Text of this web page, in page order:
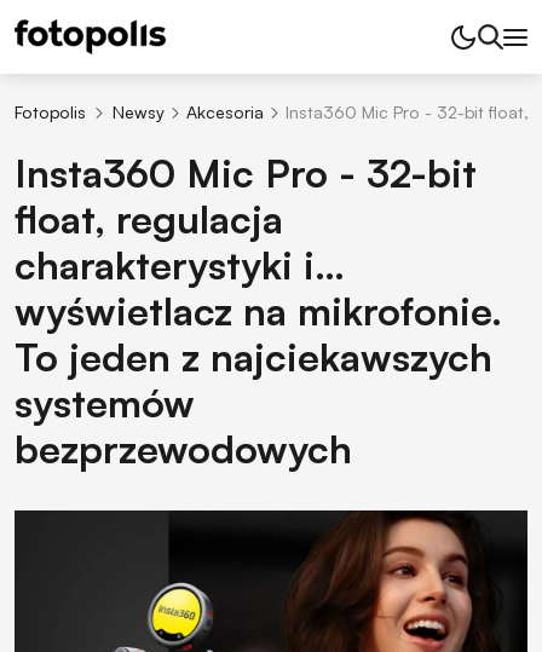
Fotopolis Newsy Akcesoria Insta360 Mic Pro - 32-bit float,
Insta360 Mic Pro - 32-bit
float, regulacja
charakterystyki i…
wyświetlacz na mikrofonie.
To jeden z najciekawszych
systemów
bezprzewodowych